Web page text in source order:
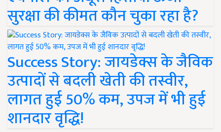
सुरक्षा की कीमत कौन चुका रहा है?
Success Story: जायडेक्स के जैविक
उत्पादों से बदली खेती की तस्वीर,
लागत हुई 50% कम, उपज में भी हुई
शानदार वृद्धि!